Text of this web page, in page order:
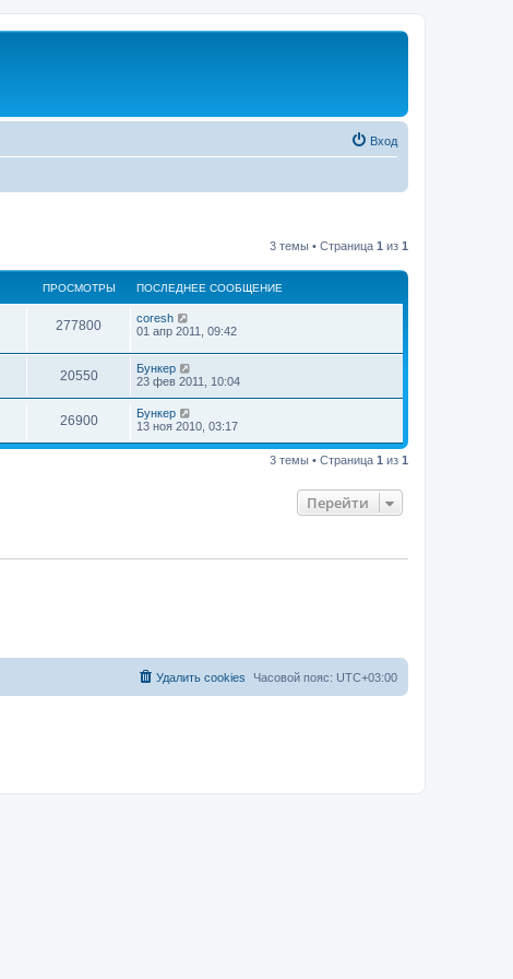
Вход
3 темы • Страница 1 из 1
ПРОСМОТРЫ ПОСЛЕДНЕЕ СООБЩЕНИЕ
277800
coresh
01 апр 2011, 09:42
20550
Бункер
23 фев 2011, 10:04
26900
Бункер
13 ноя 2010, 03:17
3 темы • Страница 1 из 1
Перейти
Часовой пояс: UTC+03:00
Удалить cookies